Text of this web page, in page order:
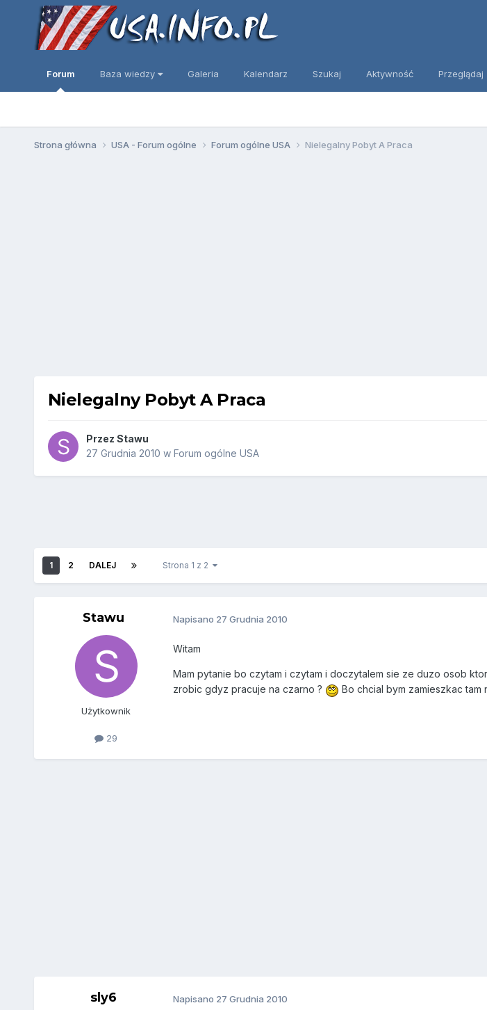
Forum Baza wiedzy Galeria Kalendarz Szukaj Aktywność Przeglądaj
Strona główna USA - Forum ogólne Forum ogólne USA Nielegalny Pobyt A Praca
Nielegalny Pobyt A Praca
Przez Stawu
27 Grudnia 2010 w Forum ogólne USA
1 2 DALEJ Strona 1 z 2
Stawu
Użytkownik
29
Napisano 27 Grudnia 2010
Witam
Mam pytanie bo czytam i czytam i doczytalem sie ze duzo osob
zrobic gdyz pracuje na czarno ?
Bo chcial bym zamieszkac
sly6 Napisano 27 Grudnia 2010